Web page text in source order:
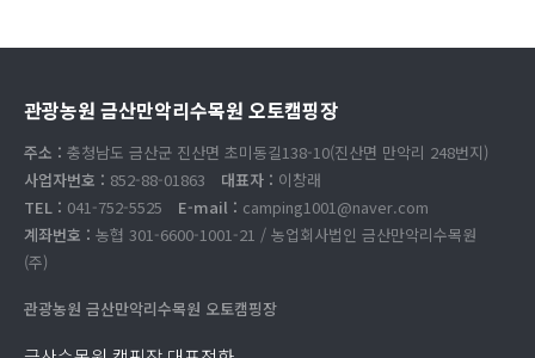
관광농원 금산만악리수목원 오토캠핑장
주소 : 충청남도 금산군 진산면 초미동길138-10(진산면 만악리 248번지)
사업자번호 : 852-88-01863 대표자 : 이창래
TEL : 041-752-5525 E-mail : camping1001@naver.com
계좌번호 : 농협 301-6600-1001-21 / 농업회사법인 금산만악리수목원
(주)
관광농원 금산만악리수목원 오토캠핑장